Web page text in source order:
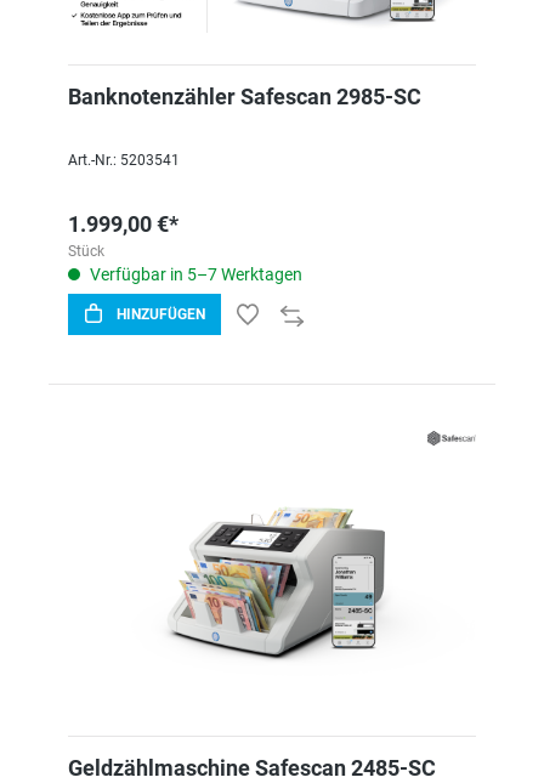
Banknotenzähler Safescan 2985-SC
Art.-Nr.: 5203541
1.999,00 €*
Stück
Verfügbar in 5–7 Werktagen
HINZUFÜGEN
Geldzählmaschine Safescan 2485-SC